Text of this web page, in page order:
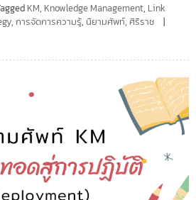
KM, Knowledge Management, Link
, การจัดการความรู้, นิยามศัพท์, ศิริราช